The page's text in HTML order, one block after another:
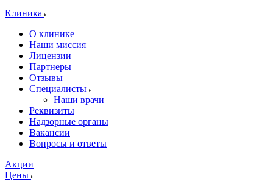
Клиника
О клинике
Наши миссия
Лицензии
Партнеры
Отзывы
Специалисты
Наши врачи
Реквизиты
Надзорные органы
Вакансии
Вопросы и ответы
Акции
Цены